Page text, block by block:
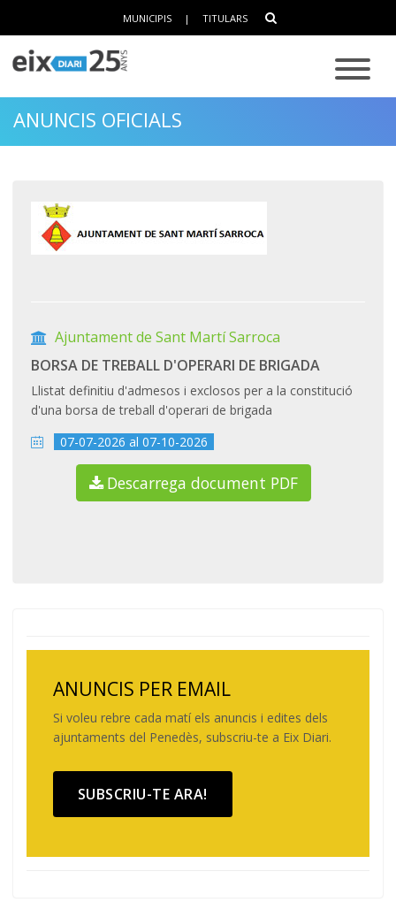
MUNICIPIS | TITULARS
ANUNCIS OFICIALS
Ajuntament de Sant Martí Sarroca
BORSA DE TREBALL D'OPERARI DE BRIGADA
Llistat definitiu d'admesos i exclosos per a la constitució
d'una borsa de treball d'operari de brigada
07-07-2026 al 07-10-2026
Descarrega document PDF
ANUNCIS PER EMAIL
Si voleu rebre cada matí els anuncis i edites dels
ajuntaments del Penedès, subscriu-te a Eix Diari.
SUBSCRIU-TE ARA!